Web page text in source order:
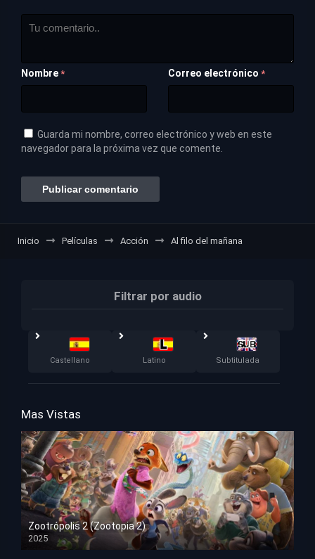
Nombre * Correo electrónico *
Guarda mi nombre, correo electrónico y web en este
navegador para la próxima vez que comente.
Inicio Películas Acción Al filo del mañana
Filtrar por audio
Castellano Latino Subtitulada
Mas Vistas
Zootrópolis 2 (Zootopia 2)
2025
HD 1080p